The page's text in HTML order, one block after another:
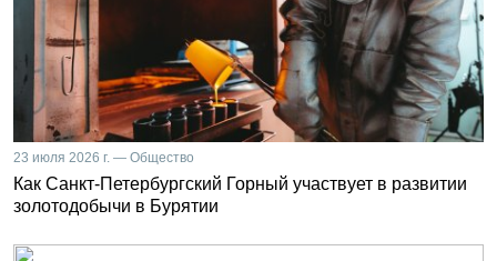
23 июля 2026 г. — Общество
Как Санкт-Петербургский Горный участвует в развитии
золотодобычи в Бурятии